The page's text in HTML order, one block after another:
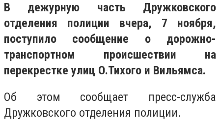
В дежурную часть Дружковского
отделения полиции вчера, 7 ноября,
поступило сообщение о дорожно-
транспортном происшествии на
перекрестке улиц О.Тихого и Вильямса.
Об этом сообщает пресс-служба
Дружковского отделения полиции.